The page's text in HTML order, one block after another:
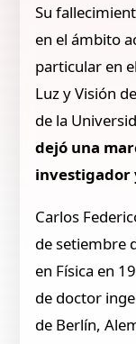
Su
en el ámbito
particular en
Luz y Visión
de la
dejó una
investigador
Carlos
de setiembre
en Física en
de doctor
de Berlín,